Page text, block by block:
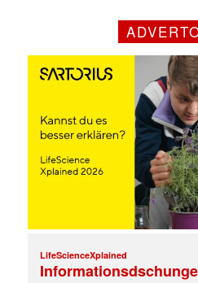
Mit dem
jede Woche
Mail
(erforderlich)
LifeScienceXplained